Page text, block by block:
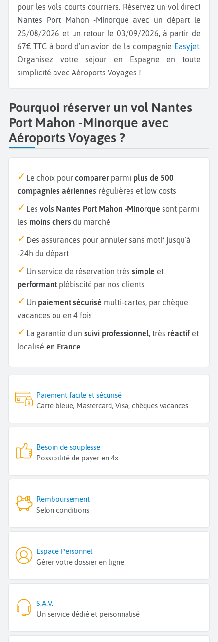
pour les vols courts courriers. Réservez un vol direct
Nantes Port Mahon -Minorqueavec un départ le
25/08/2026 et un retour le 03/09/2026, à partir de
67€ TTC à bord d’un avion de la compagnie Easyjet.
Organisez votre séjour en Espagne en toute
simplicité avec Aéroports Voyages !
Pourquoi réserver un vol Nantes
Port Mahon -Minorque avec
Aéroports Voyages ?
Le choix pour comparer parmi plus de 500
compagnies aériennes régulières et low costs
Les vols Nantes Port Mahon -Minorque sont parmi
les moins chers du marché
Des assurances pour annuler sans motif jusqu’à
-24h du départ
Un service de réservation très simple et
performant plébiscité par nos clients
Un paiement sécurisé multi-cartes, par chèque
vacances ou en 4 fois
La garantie d'un suivi professionnel, très réactif et
localisé en France
Paiement facile et sécurisé
Carte bleue, Mastercard, Visa, chèques vacances
Besoin de souplesse
Possibilité de payer en 4x
Remboursement
Selon conditions
Espace Personnel
Gérer votre dossier en ligne
S.A.V.
Un service dédié et personnalisé